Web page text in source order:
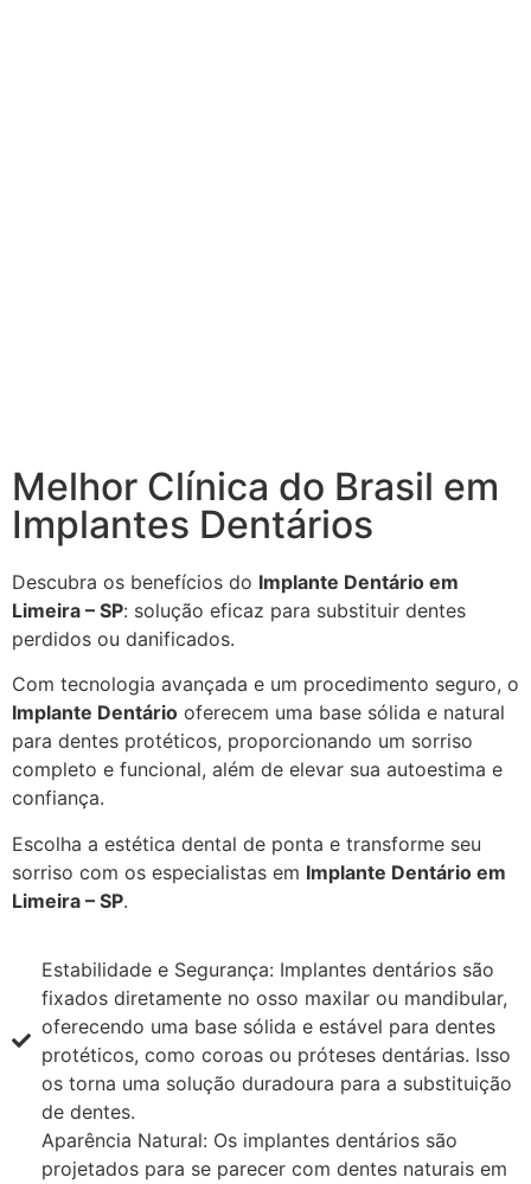
Melhor Clínica do Brasil em
Implantes Dentários
Descubra os benefícios do Implante Dentário em
Limeira – SP: solução eficaz para substituir dentes
perdidos ou danificados.
Com tecnologia avançada e um procedimento seguro, o
Implante Dentário oferecem uma base sólida e natural
para dentes protéticos, proporcionando um sorriso
completo e funcional, além de elevar sua autoestima e
confiança.
Escolha a estética dental de ponta e transforme seu
sorriso com os especialistas em Implante Dentário em
Limeira – SP.
Estabilidade e Segurança: Implantes dentários são
fixados diretamente no osso maxilar ou mandibular,
oferecendo uma base sólida e estável para dentes
protéticos, como coroas ou próteses dentárias. Isso
os torna uma solução duradoura para a substituição
de dentes.
Aparência Natural: Os implantes dentários são
projetados para se parecer com dentes naturais em